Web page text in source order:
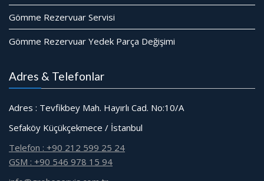
Gömme Rezervuar Servisi
Gömme Rezervuar Yedek Parça Değişimi
Adres & Telefonlar
Adres : Tevfikbey Mah. Hayırlı Cad. No:10/A
Sefaköy Küçükçekmece / İstanbul
Telefon : +90 212 599 25 24
GSM : +90 546 978 15 94